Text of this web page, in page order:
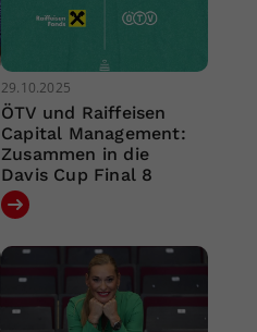
29.10.2025
ÖTV und Raiffeisen
Capital Management:
Zusammen in die
Davis Cup Final 8